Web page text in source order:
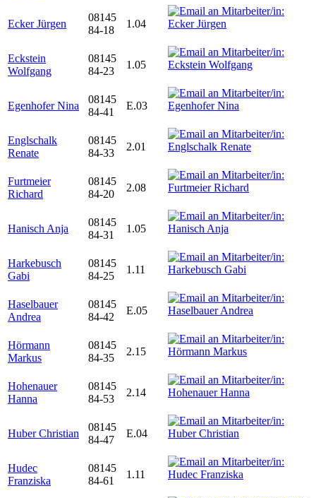
Ecker Jürgen
08145
84-18
1.04
Eckstein
Wolfgang
08145
84-23
1.05
Egenhofer Nina
08145
84-41
E.03
Englschalk
Renate
08145
84-33
2.01
Furtmeier
Richard
08145
84-20
2.08
Hanisch Anja
08145
84-31
1.05
Harkebusch
Gabi
08145
84-25
1.11
Haselbauer
Andrea
08145
84-42
E.05
Hörmann
Markus
08145
84-35
2.15
Hohenauer
Hanna
08145
84-53
2.14
Huber Christian
08145
84-47
E.04
Hudec
Franziska
08145
84-61
1.11